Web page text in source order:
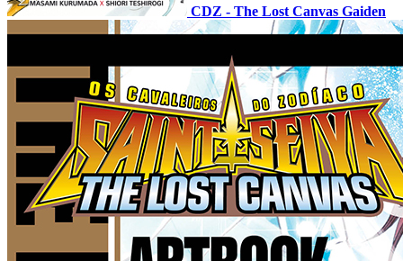
CDZ - The Lost Canvas Gaiden